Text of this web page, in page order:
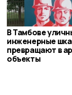
В Тамбове
инженерные
превращают в
объекты